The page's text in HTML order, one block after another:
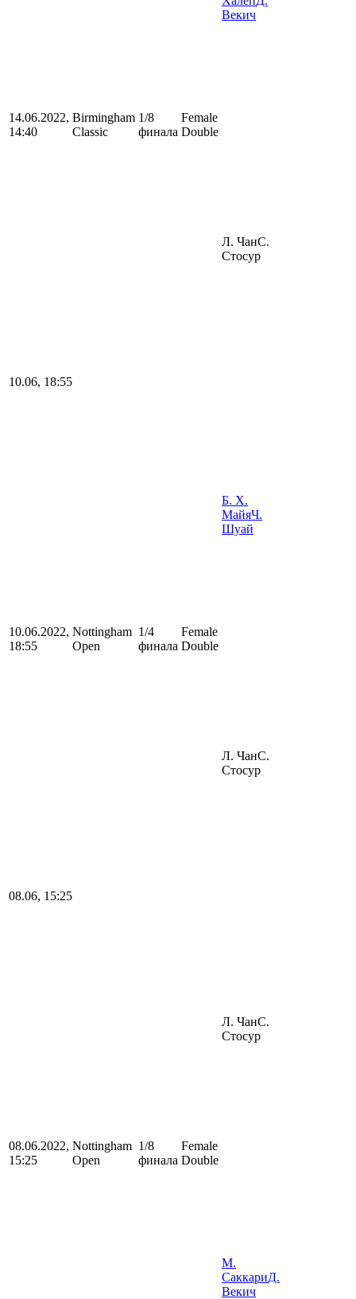
14.06.2022,
14:40
Birmingham
Classic
1/8
финала
Female
Double
Векич
Л. ЧанС.
Стосур
10.06, 18:55
10.06.2022,
18:55
Nottingham
Open
1/4
финала
Female
Double
Б. Х.
МайяЧ.
Шуай
Л. ЧанС.
Стосур
08.06, 15:25
08.06.2022,
15:25
Nottingham
Open
1/8
финала
Female
Double
Л. ЧанС.
Стосур
М.
СаккариД.
Векич